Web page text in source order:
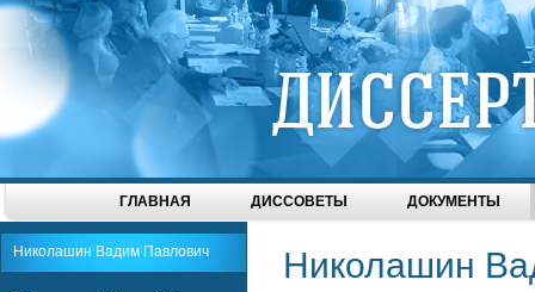
ГЛАВНАЯ ДИССОВЕТЫ ДОКУМЕНТЫ
Николашин Вадим Павлович Николашин